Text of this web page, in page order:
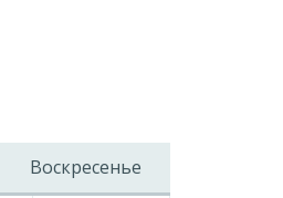
Воскресенье